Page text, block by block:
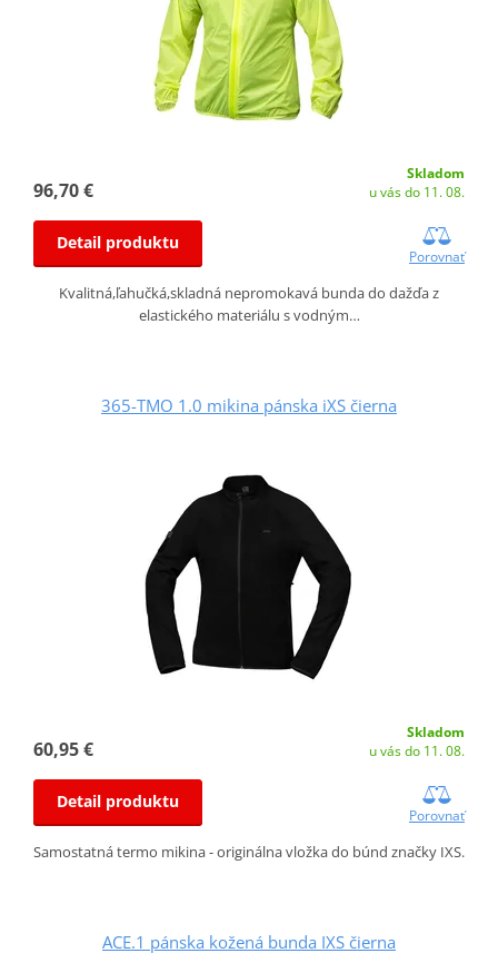
96,70 €
Skladom
u vás do 11. 08.
Detail produktu
Porovnať
Kvalitná,ľahučká,skladná nepromokavá bunda do dažďa z
elastického materiálu s vodným…
365-TMO 1.0 mikina pánska iXS čierna
60,95 €
Skladom
u vás do 11. 08.
Detail produktu
Porovnať
Samostatná termo mikina - originálna vložka do búnd značky IXS.
ACE.1 pánska kožená bunda IXS čierna